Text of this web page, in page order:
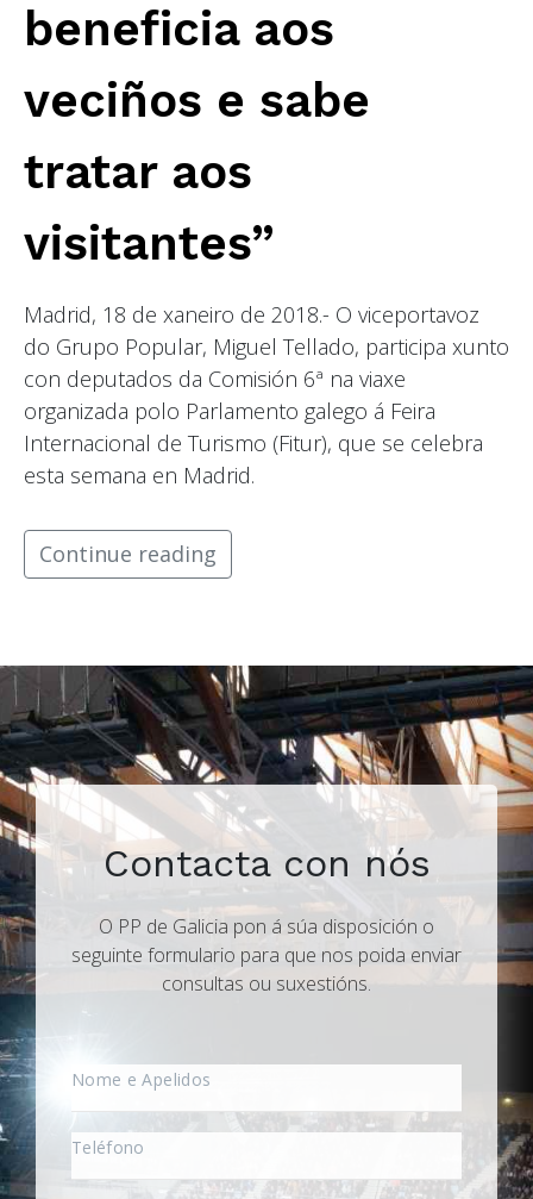
beneficia aos
veciños e sabe
tratar aos
visitantes”
Madrid, 18 de xaneiro de 2018.- O viceportavoz
do Grupo Popular, Miguel Tellado, participa xunto
con deputados da Comisión 6ª na viaxe
organizada polo Parlamento galego á Feira
Internacional de Turismo (Fitur), que se celebra
esta semana en Madrid.
Continue reading
Contacta con nós
O PP de Galicia pon á súa disposición o
seguinte formulario para que nos poida enviar
consultas ou suxestións.